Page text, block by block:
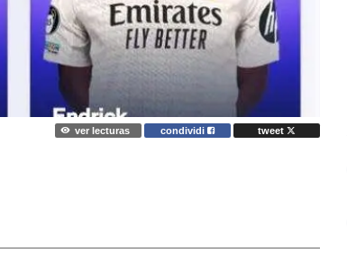
ver lecturas condividi tweet